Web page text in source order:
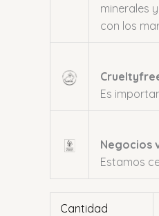
minerales
con los
Es
Negocios
Estamos
Cantidad